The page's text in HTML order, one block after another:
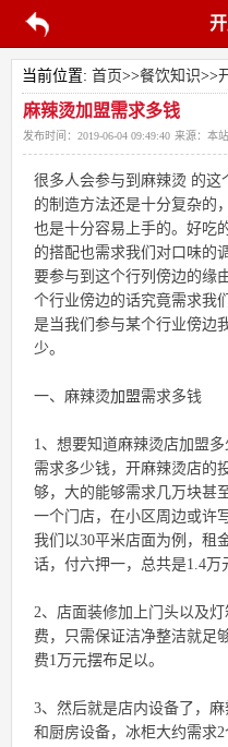
当前位置: 首页>>餐饮知识>>
麻辣烫加盟需求多钱
发布时间： 2019-06-04 09:49:40 来源： 本站
很多人会参与到麻辣烫 的这
的制造方法还是十分复杂的
也是十分容易上手的。好吃
的搭配也需求我们对口味的
要参与到这个行列傍边的缘
个行业傍边的话究竟需求我
是当我们参与某个行业傍边
少。
一、麻辣烫加盟需求多钱
1、想要知道麻辣烫店加盟
需求多少钱，开麻辣烫店的
够，大的能够需求几万块甚
一个门店，在小区周边或许
我们以30平米店面为例，租
话，付六押一，总共是1.4万
2、店面装修加上门头以及
费，只需保证洁净整洁就足
费1万元摆布足以。
3、然后就是店内设备了，
和厨房设备，冰柜大约需求